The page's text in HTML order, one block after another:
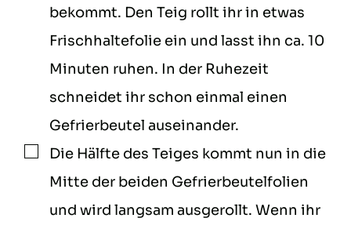
bekommt. Den Teig rollt ihr in etwas
Frischhaltefolie ein und lasst ihn ca. 10
Minuten ruhen. In der Ruhezeit
schneidet ihr schon einmal einen
Gefrierbeutel auseinander.
▢
Die Hälfte des Teiges kommt nun in die
Mitte der beiden Gefrierbeutelfolien
und wird langsam ausgerollt. Wenn ihr